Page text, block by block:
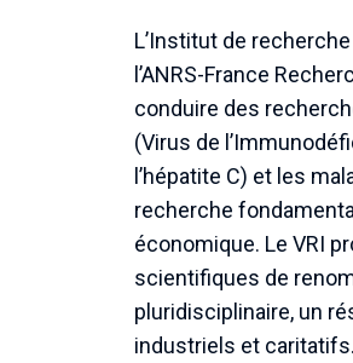
L’Institut de
l’ANRS-France
conduire des
(Virus de
l’hépatite C) et les
recherche
économique. Le VRI
scientifiques de
pluridisciplinaire, un
industriels et